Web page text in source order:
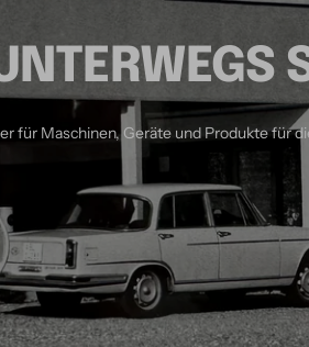
für Maschinen, Geräte und Produkte für